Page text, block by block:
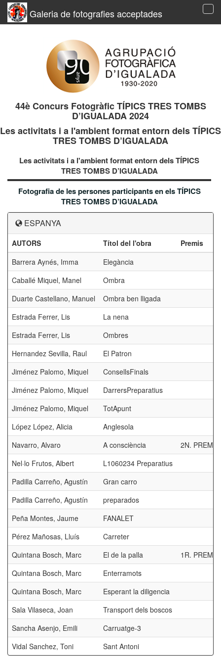
Galeria de fotografies acceptades
44è Concurs Fotogràfic TÍPICS TRES TOMBS
D’IGUALADA 2024
Les activitats i a l'ambient format entorn dels TÍPICS
TRES TOMBS D’IGUALADA
Les activitats i a l'ambient format entorn dels TÍPICS
TRES TOMBS D’IGUALADA
Fotografia de les persones participants en els TÍPICS
TRES TOMBS D’IGUALADA
ESPANYA
AUTORS Títol del l'obra
Premis
Barrera Aynés, Imma
Elegància
Caballé Miquel, Manel
Ombra
Duarte Castellano, Manuel
Ombra ben lligada
Estrada Ferrer, Lis
La nena
Estrada Ferrer, Lis
Ombres
Hernandez Sevilla, Raul
El Patron
Jiménez Palomo, Miquel
ConsellsFinals
Jiménez Palomo, Miquel
DarrersPreparatius
Jiménez Palomo, Miquel
TotApunt
López López, Alicia
Anglesola
Navarro, Alvaro
A consciència
2N. PREMI
Nel·lo Frutos, Albert
L1060234 Preparatius
Padilla Carreño, Agustín
Gran carro
Padilla Carreño, Agustín
preparados
Peña Montes, Jaume
FANALET
Pérez Mañosas, Lluís
Carreter
Quintana Bosch, Marc
El de la palla
1R. PREMI
Quintana Bosch, Marc
Enterramots
Quintana Bosch, Marc
Esperant la diligencia
Sala Vilaseca, Joan
Transport dels boscos
Sancha Asenjo, Emili
Carruatge-3
Vidal Sanchez, Toni
Sant Antoni